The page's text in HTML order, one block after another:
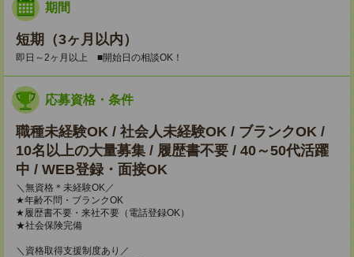
期間
短期（3ヶ月以内）
即日～2ヶ月以上 ■開始日の相談OK！
応募資格・条件
職種未経験OK / 社会人未経験OK / ブランクOK /
10名以上の大量募集 / 履歴書不要 / 40～50代活躍
中 / WEB登録・面接OK
＼無資格＊未経験OK／
★年齢不問・ブランクOK
★履歴書不要・来社不要（電話登録OK）
★社会保険完備
＼資格取得支援制度あり／